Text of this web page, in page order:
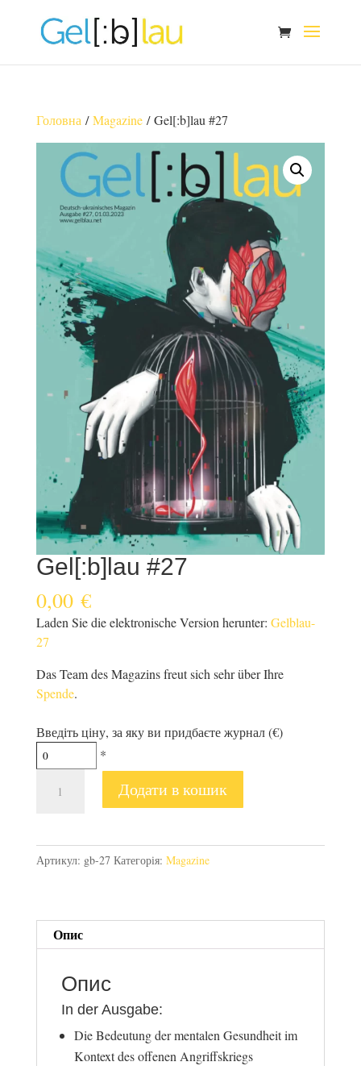
Головна /Magazine/ Gel[:b]lau #27
Gel[:b]lau #27
0,00 €
Laden Sie die elektronische Version herunter: Gelblau-
27
Das Team des Magazins freut sich sehr über Ihre
Spende.
Введіть ціну, за яку ви придбаєте журнал (€)
*
Додати в кошик
Артикул: gb-27 Категорія: Magazine
Опис
Опис
In der Ausgabe:
Die Bedeutung der mentalen Gesundheit im
Kontext des offenen Angriffskriegs